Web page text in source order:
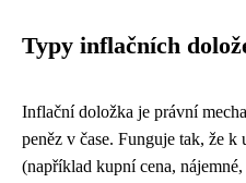
Typy inflačních
Inflační doložka je právní
peněz v čase. Funguje tak, že k
(například kupní cena,